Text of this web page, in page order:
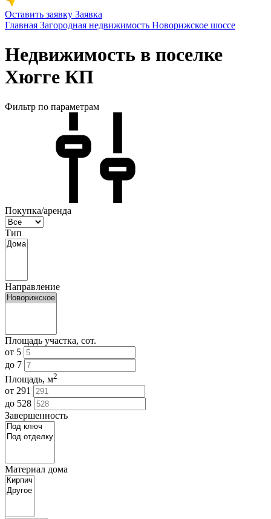
Оставить заявку Заявка
Главная Загородная недвижимость Новорижское шоссе
Недвижимость в поселке
Хюгге КП
Фильтр по параметрам
Покупка/аренда
Тип
Направление
Площадь участка, сот.
от 5
до 7
Площадь, м2
от 291
до 528
Завершенность
Материал дома